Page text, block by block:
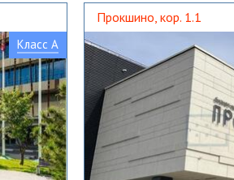
Класс A
Прокшино, кор. 1.1